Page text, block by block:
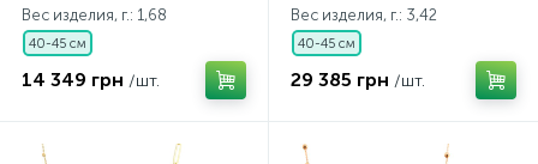
Вес изделия, г.: 1,68
40-45 см
14 349 грн /шт.
Вес изделия, г.: 3,42
40-45 см
29 385 грн /шт.